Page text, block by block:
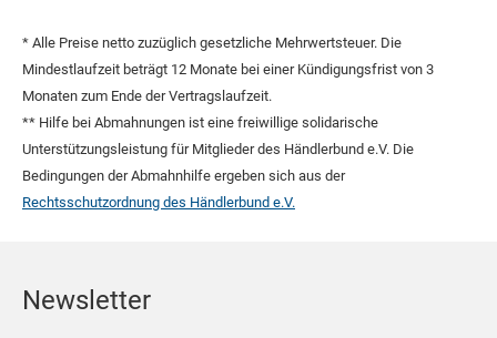
* Alle Preise netto zuzüglich gesetzliche Mehrwertsteuer. Die
Mindestlaufzeit beträgt 12 Monate bei einer Kündigungsfrist von 3
Monaten zum Ende der Vertragslaufzeit.
** Hilfe bei Abmahnungen ist eine freiwillige solidarische
Unterstützungsleistung für Mitglieder des Händlerbund e.V. Die
Bedingungen der Abmahnhilfe ergeben sich aus der
Rechtsschutzordnung des Händlerbund e.V.
Newsletter